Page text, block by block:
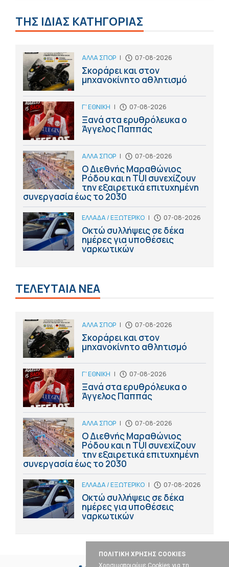
ΠΟΛΙΤΙΚΗ ΧΡΗΣΗΣ COOKIES
Χρησιμοποιούμε Cookies για τη
ΤΗΣ ΙΔΙΑΣ ΚΑΤΗΓΟΡΙΑΣ
ΑΛΛΑ ΣΠΟΡ | 07-08-2026
Σκοράρει και στον
μηχανοκίνητο αθλητισμό
Γ' ΕΘΝΙΚΗ | 07-08-2026
Ξανά στα ερυθρόλευκα ο
Άγγελος Παππάς
ΑΛΛΑ ΣΠΟΡ | 07-08-2026
Ο Διεθνής Μαραθώνιος
Ρόδου και η TUI συνεχίζουν
την εξαιρετικά επιτυχημένη
συνεργασία έως το 2030
ΕΛΛΑΔΑ / ΕΞΩΤΕΡΙΚΟ | 07-08-2026
Οκτώ συλλήψεις σε δέκα
ημέρες για υποθέσεις
ναρκωτικών
ΤΕΛΕΥΤΑΙΑ ΝΕΑ
ΑΛΛΑ ΣΠΟΡ | 07-08-2026
Σκοράρει και στον
μηχανοκίνητο αθλητισμό
Γ' ΕΘΝΙΚΗ | 07-08-2026
Ξανά στα ερυθρόλευκα ο
Άγγελος Παππάς
ΑΛΛΑ ΣΠΟΡ | 07-08-2026
Ο Διεθνής Μαραθώνιος
Ρόδου και η TUI συνεχίζουν
την εξαιρετικά επιτυχημένη
συνεργασία έως το 2030
ΕΛΛΑΔΑ / ΕΞΩΤΕΡΙΚΟ | 07-08-2026
Οκτώ συλλήψεις σε δέκα
ημέρες για υποθέσεις
ναρκωτικών